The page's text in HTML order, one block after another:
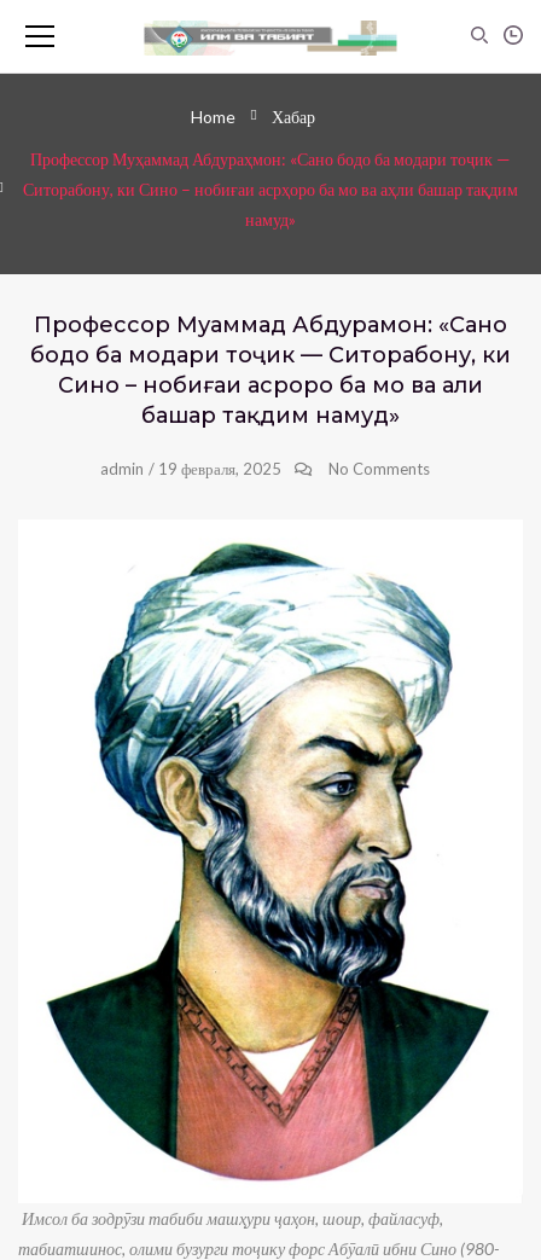
Home Хабар
Профессор Муҳаммад Абдураҳмон: «Сано бодо ба модари тоҷик —
Ситорабону, ки Сино – нобиғаи асрҳоро ба мо ва аҳли башар тақдим
намуд»
Профессор Муҳаммад Абдураҳмон: «Сано
бодо ба модари тоҷик — Ситорабону, ки
Сино – нобиғаи асрҳоро ба мо ва аҳли
башар тақдим намуд»
admin / 19 февраля, 2025 No Comments
Имсол ба зодрӯзи табиби машҳури ҷаҳон, шоир, файласуф,
табиатшинос, олими бузурги тоҷику форс Абӯалӣ ибни Сино (980-